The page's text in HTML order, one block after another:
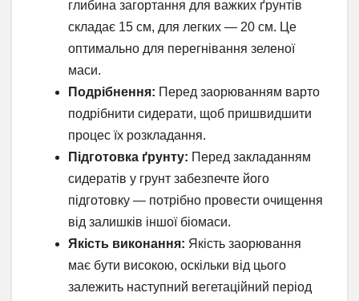
глибина загортання для важких ґрунтів
складає 15 см, для легких — 20 см. Це
оптимально для перегнівання зеленої
маси.
Подрібнення: Перед заорюванням варто
подрібнити сидерати, щоб пришвидшити
процес їх розкладання.
Підготовка ґрунту: Перед закладанням
сидератів у грунт забезпечте його
підготовку — потрібно провести очищення
від залишків іншої біомаси.
Якість виконання: Якість заорювання
має бути високою, оскільки від цього
залежить наступний вегетаційний період